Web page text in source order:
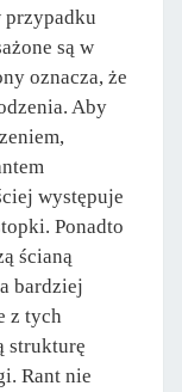
przypadku
są w
oznacza, że
Aby
występuje
Ponadto
ścianą
bardziej
z tych
strukturę
Rant nie